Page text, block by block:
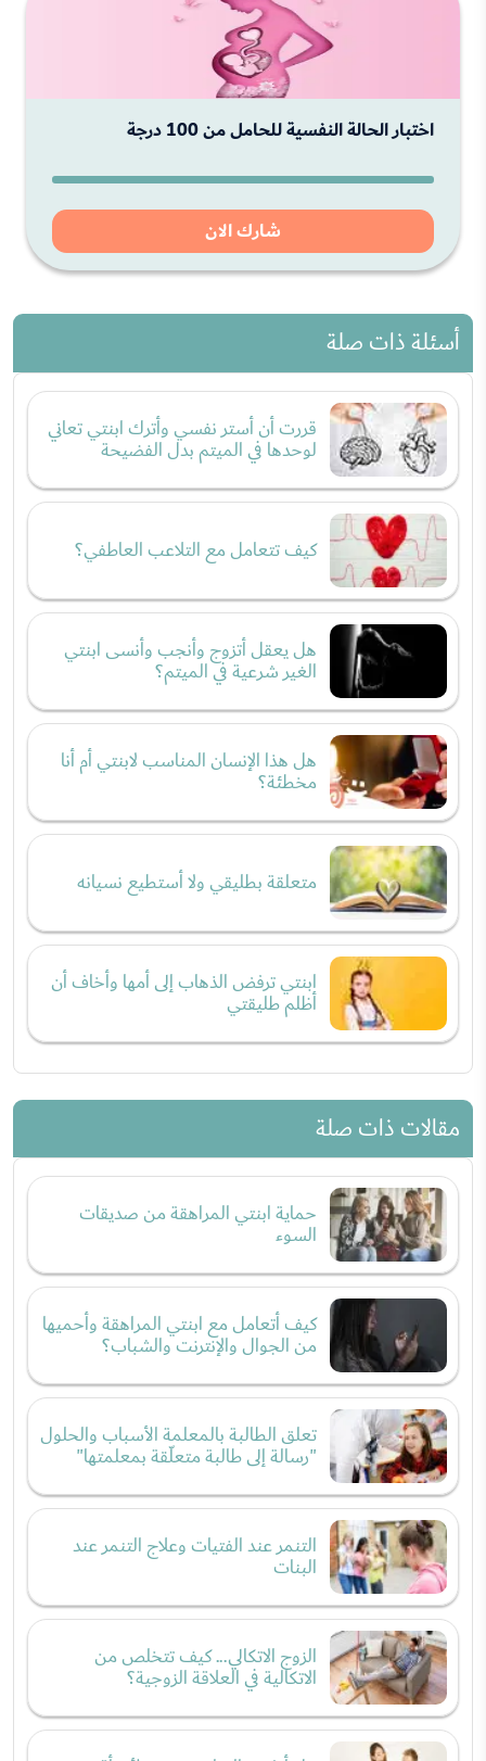
اختبار الحالة النفسية للحامل من 100 درجة
شارك الان
أسئلة ذات صلة
قررت أن أستر نفسي وأترك ابنتي تعاني
لوحدها في الميتم بدل الفضيحة
كيف تتعامل مع التلاعب العاطفي؟
هل يعقل أتزوج وأنجب وأنسى ابنتي
الغير شرعية في الميتم؟
هل هذا الإنسان المناسب لابنتي أم أنا
مخطئة؟
متعلقة بطليقي ولا أستطيع نسيانه
ابنتي ترفض الذهاب إلى أمها وأخاف أن
أظلم طليقتي
مقالات ذات صلة
حماية ابنتي المراهقة من صديقات
السوء
كيف أتعامل مع ابنتي المراهقة وأحميها
من الجوال والإنترنت والشباب؟
تعلق الطالبة بالمعلمة الأسباب والحلول
"رسالة إلى طالبة متعلّقة بمعلمتها"
التنمر عند الفتيات وعلاج التنمر عند
البنات
الزوج الاتكالي... كيف تتخلص من
الاتكالية في العلاقة الزوجية؟